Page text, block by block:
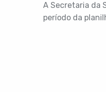
A Secretaria da
período da